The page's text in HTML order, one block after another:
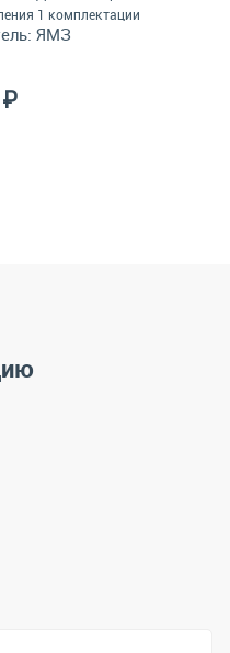
1 комплектации
ЯМЗ
₽